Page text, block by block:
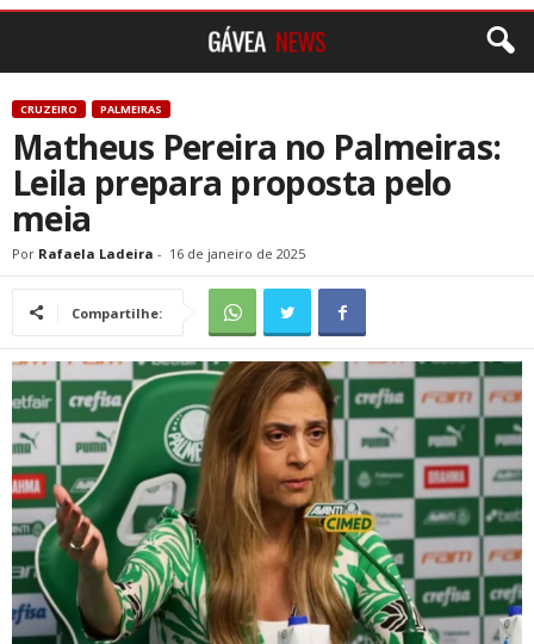
CRUZEIRO PALMEIRAS
Matheus Pereira no Palmeiras:
Leila prepara proposta pelo
meia
Por Rafaela Ladeira - 16 de janeiro de 2025
Compartilhe: